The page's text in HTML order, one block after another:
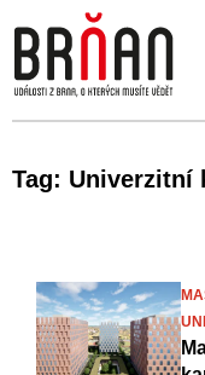
Tag: Univerzitní